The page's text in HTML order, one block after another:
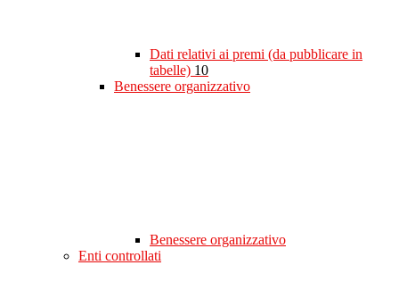
Dati relativi ai premi (da pubblicare in
tabelle) 10
Benessere organizzativo
Benessere organizzativo
Enti controllati